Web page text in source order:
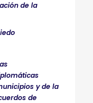
de la
y de la
de